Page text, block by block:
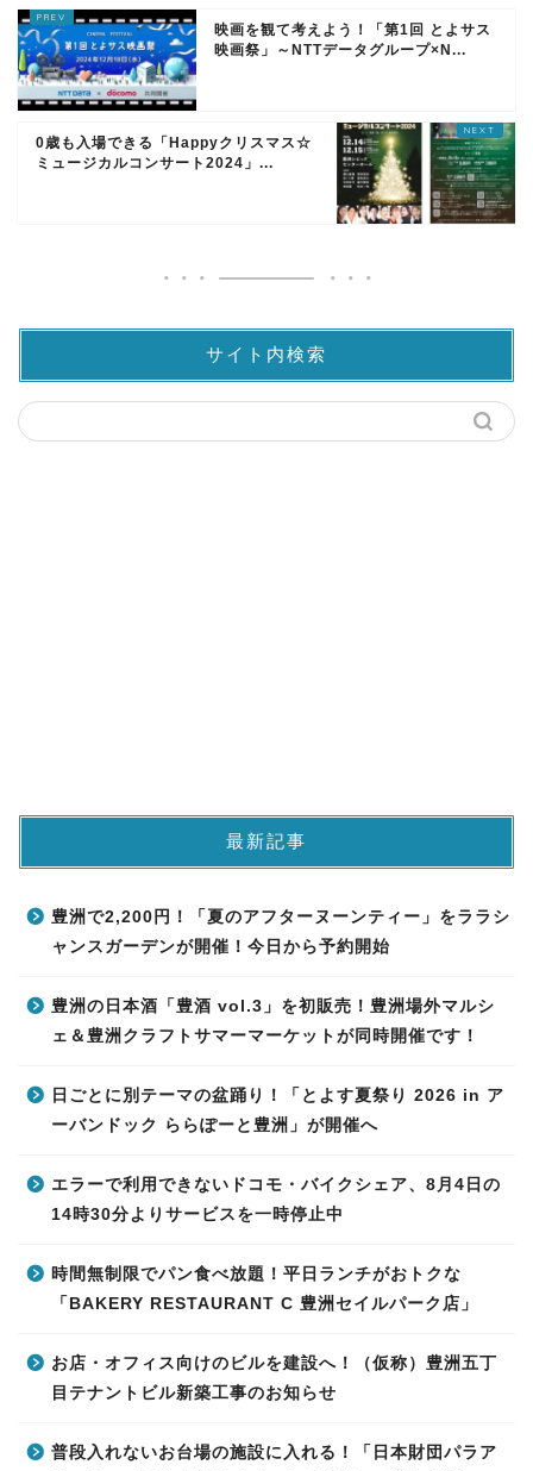
映画を観て考えよう！「第1回 とよサス
映画祭」～NTTデータグループ×N...
0歳も入場できる「Happyクリスマス☆
ミュージカルコンサート2024」...
サイト内検索
最新記事
豊洲で2,200円！「夏のアフターヌーンティー」をララシ
ャンスガーデンが開催！今日から予約開始
豊洲の日本酒「豊酒 vol.3」を初販売！豊洲場外マルシ
ェ＆豊洲クラフトサマーマーケットが同時開催です！
日ごとに別テーマの盆踊り！「とよす夏祭り 2026 in ア
ーバンドック ららぽーと豊洲」が開催へ
エラーで利用できないドコモ・バイクシェア、8月4日の
14時30分よりサービスを一時停止中
時間無制限でパン食べ放題！平日ランチがおトクな
「BAKERY RESTAURANT C 豊洲セイルパーク店」
お店・オフィス向けのビルを建設へ！（仮称）豊洲五丁
目テナントビル新築工事のお知らせ
普段入れないお台場の施設に入れる！「日本財団パラア